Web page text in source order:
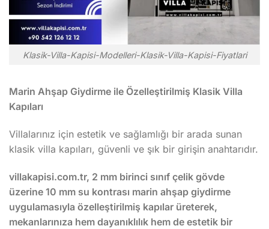
Klasik-Villa-Kapisi-Modelleri-Klasik-Villa-Kapisi-Fiyatlari
Marin Ahşap Giydirme ile Özelleştirilmiş Klasik Villa
Kapıları
Villalarınız için estetik ve sağlamlığı bir arada sunan
klasik villa kapıları, güvenli ve şık bir girişin anahtarıdır.
villakapisi.com.tr, 2 mm birinci sınıf çelik gövde
üzerine 10 mm su kontrası marin ahşap giydirme
uygulamasıyla özelleştirilmiş kapılar üreterek,
mekanlarınıza hem dayanıklılık hem de estetik bir